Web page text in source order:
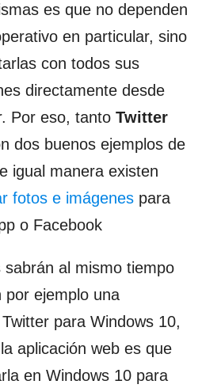
es que no dependen
en particular, sino
con todos sus
directamente desde
Por eso, tanto Twitter
dos buenos ejemplos de
igual manera existen
fotos e imágenes para
o Facebook
al mismo tiempo
por ejemplo una
para Windows 10,
aplicación web es que
en Windows 10 para